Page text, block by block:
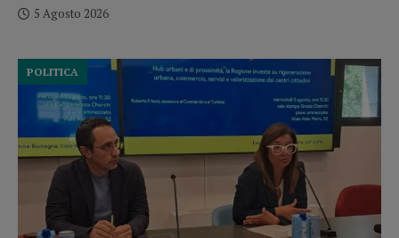
5 Agosto 2026
POLITICA